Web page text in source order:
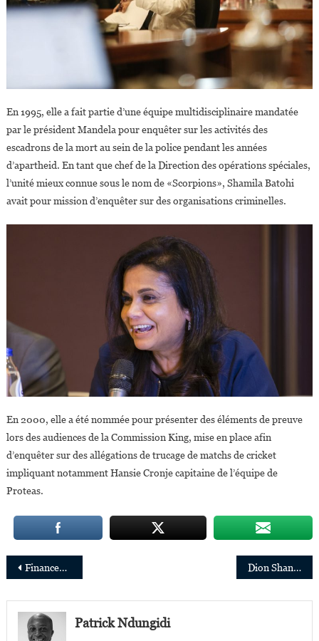
En 1995, elle a fait partie d’une équipe multidisciplinaire mandatée
par le président Mandela pour enquêter sur les activités des
escadrons de la mort au sein de la police pendant les années
d’apartheid. En tant que chef de la Direction des opérations spéciales,
l’unité mieux connue sous le nom de «Scorpions», Shamila Batohi
avait pour mission d’enquêter sur des organisations criminelles.
En 2000, elle a été nommée pour présenter des éléments de preuve
lors des audiences de la Commission King, mise en place afin
d’enquêter sur des allégations de trucage de matchs de cricket
impliquant notamment Hansie Cronje capitaine de l’équipe de
Proteas.
Navigation
de
l’article
Financement numérique : 6 personnalités africaines nommées dans l’équipe spéciale de l’ONU Dion Shango, 42 ans, nouveau CEO de PricewaterhouseCoopers en Afrique
Patrick Ndungidi